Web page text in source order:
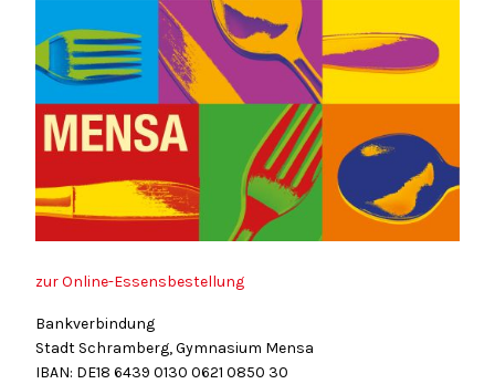
zur Online-Essensbestellung
Bankverbindung
Stadt Schramberg, Gymnasium Mensa
IBAN: DE18 6439 0130 0621 0850 30